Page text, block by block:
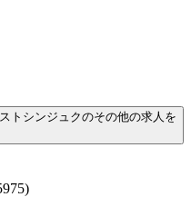
トシンジュクのその他の求人を